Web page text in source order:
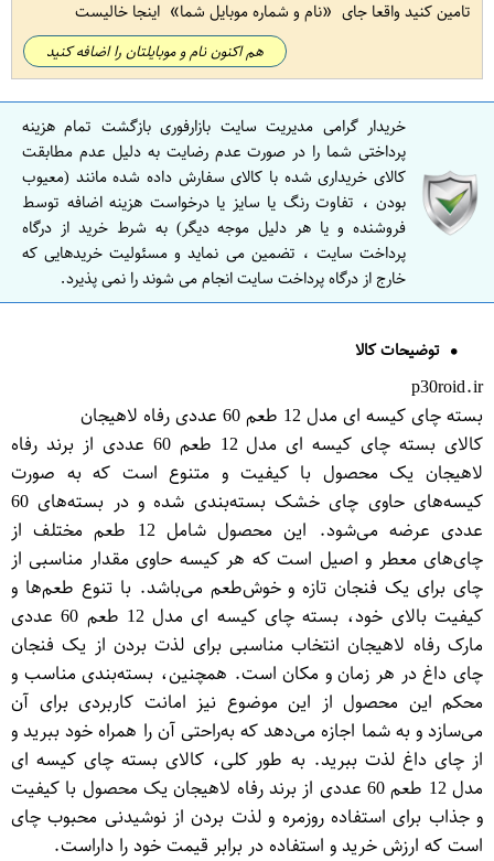
تامین کنید واقعا جای
نام و شماره موبایل شما اینجا خالیست
هم اکنون نام و موبایلتان را اضافه کنید
خریدار گرامی مدیریت سایت بازارفوری بازگشت تمام هزینه
پرداختی شما را در صورت عدم رضایت به دلیل عدم مطابقت
کالای خریداری شده با کالای سفارش داده شده مانند (معیوب
بودن ، تفاوت رنگ یا سایز یا درخواست هزینه اضافه توسط
فروشنده و یا هر دلیل موجه دیگر) به شرط خرید از درگاه
پرداخت سایت ، تضمین می نماید و مسئولیت خریدهایی که
خارج از درگاه پرداخت سایت انجام می شوند را نمی پذیرد.
توضیحات کالا
p30roid.ir
بسته چای کیسه ای مدل 12 طعم 60 عددی رفاه لاهیجان
کالای بسته چای کیسه ای مدل 12 طعم 60 عددی از برند رفاه
لاهیجان یک محصول با کیفیت و متنوع است که به صورت
کیسه‌های حاوی چای خشک بسته‌بندی شده و در بسته‌های 60
عددی عرضه می‌شود. این محصول شامل 12 طعم مختلف از
چای‌های معطر و اصیل است که هر کیسه حاوی مقدار مناسبی از
چای برای یک فنجان تازه و خوش‌طعم می‌باشد. با تنوع طعم‌ها و
کیفیت بالای خود، بسته چای کیسه ای مدل 12 طعم 60 عددی
مارک رفاه لاهیجان انتخاب مناسبی برای لذت بردن از یک فنجان
چای داغ در هر زمان و مکان است. همچنین، بسته‌بندی مناسب و
محکم این محصول از این موضوع نیز امانت کاربردی برای آن
می‌سازد و به شما اجازه می‌دهد که به‌راحتی آن را همراه خود ببرید و
از چای داغ لذت ببرید. به طور کلی، کالای بسته چای کیسه ای
مدل 12 طعم 60 عددی از برند رفاه لاهیجان یک محصول با کیفیت
و جذاب برای استفاده روزمره و لذت بردن از نوشیدنی محبوب چای
است که ارزش خرید و استفاده در برابر قیمت خود را داراست.